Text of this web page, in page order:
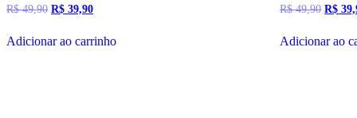
R$49,90 O
era:
R$ 39,90O
é:
Adicionar ao carrinho
R$49,90 O
era:
R$
Adicionar ao